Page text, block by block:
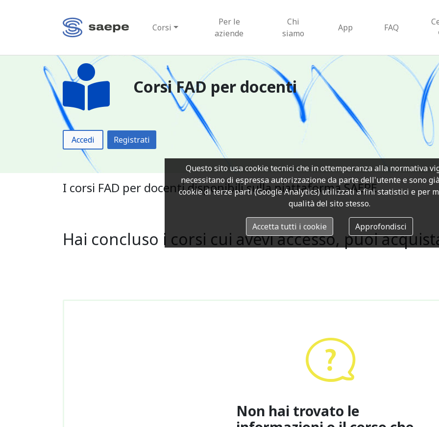
Corsi
Per le
aziende
Chi
siamo
App FAQ
Corsi FAD per docenti
Accedi Registrati
I corsi FAD per docenti disponibili sulla piattaforma SAEPE
Hai concluso i corsi cui avevi accesso, puoi
Non hai trovato le
Questo sito usa cookie tecnici che in ottemperanza alla normativa
necessitano di espressa autorizzazione da parte dell'utente e sono
cookie di terze parti (Google Analytics) utilizzati a fini statistici e per
qualità del sito stesso.
Accetta tutti i cookie Approfondisci